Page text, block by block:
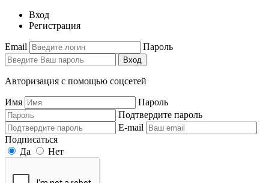
Вход
Регистрация
Email Пароль
Вход
Авторизация с помощью соцсетей
Имя
Пароль
Подтвердите пароль
E-mail
Подписаться
Да
Нет